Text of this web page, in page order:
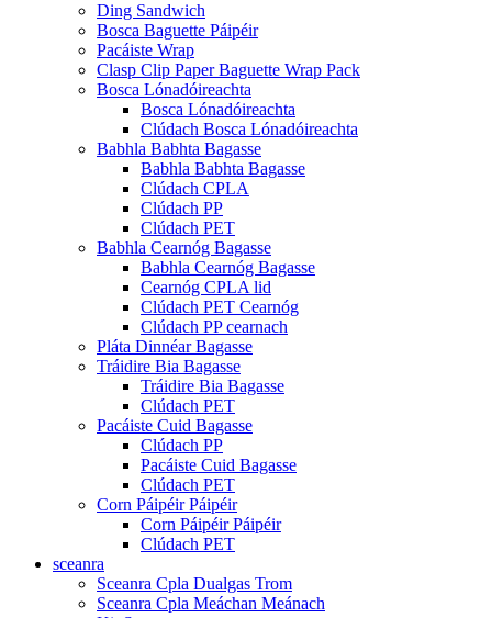
Ding Sandwich
Bosca Baguette Páipéir
Pacáiste Wrap
Clasp Clip Paper Baguette Wrap Pack
Bosca Lónadóireachta
Bosca Lónadóireachta
Clúdach Bosca Lónadóireachta
Babhla Babhta Bagasse
Babhla Babhta Bagasse
Clúdach CPLA
Clúdach PP
Clúdach PET
Babhla Cearnóg Bagasse
Babhla Cearnóg Bagasse
Cearnóg CPLA lid
Clúdach PET Cearnóg
Clúdach PP cearnach
Pláta Dinnéar Bagasse
Tráidire Bia Bagasse
Tráidire Bia Bagasse
Clúdach PET
Pacáiste Cuid Bagasse
Clúdach PP
Pacáiste Cuid Bagasse
Clúdach PET
Corn Páipéir Páipéir
Corn Páipéir Páipéir
Clúdach PET
sceanra
Sceanra Cpla Dualgas Trom
Sceanra Cpla Meáchan Meánach